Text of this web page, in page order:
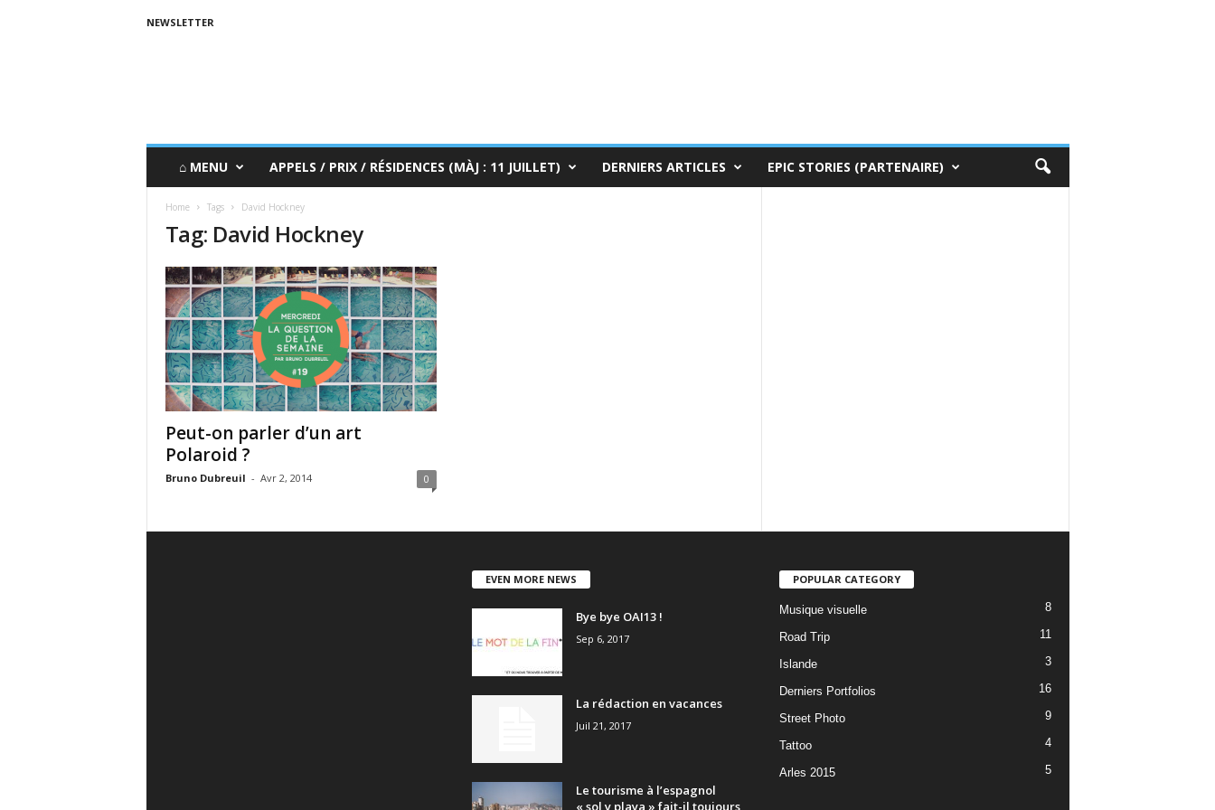
NEWSLETTER
⌂ MENU APPELS / PRIX / RÉSIDENCES (MÀJ : 11 JUILLET) DERNIERS ARTICLES EPIC STORIES (PARTENAIRE)
Home Tags David Hockney
Tag: David Hockney
Peut-on parler d’un art
Polaroid ?
Bruno Dubreuil - Avr 2, 2014 0
EVEN MORE NEWS
Bye bye OAI13 !
Sep 6, 2017
La rédaction en vacances
Juil 21, 2017
Le tourisme à l’espagnol
« sol y playa » fait-il toujours
POPULAR CATEGORY
Musique visuelle 8
Road Trip 11
Islande 3
Derniers Portfolios 16
Street Photo 9
Tattoo 4
Arles 2015 5